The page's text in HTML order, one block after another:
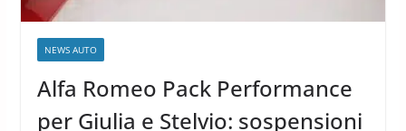
NEWS AUTO
Alfa Romeo Pack Performance
per Giulia e Stelvio: sospensioni